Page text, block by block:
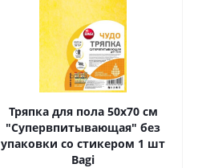
Тряпка для пола 50х70 см
"Супервпитывающая" без
упаковки со стикером 1 шт
Ваgi